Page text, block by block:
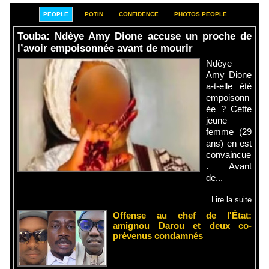
PEOPLE POTIN CONFIDENCE PHOTOS PEOPLE
Touba: Ndèye Amy Dione accuse un proche de
l’avoir empoisonnée avant de mourir
Ndèye
Amy Dione
a-t-elle été
empoisonn
ée ? Cette
jeune
femme (29
ans) en est
convaincue
. Avant
de...
Lire la suite
Offense au chef de l'État:
amignou Darou et deux co-
prévenus condamnés